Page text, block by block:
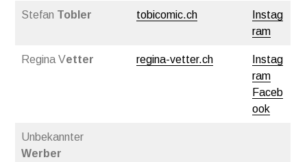
Stefan Tobler tobicomic.ch
Instag
ram
Regina Vetter regina-vetter.ch
Instag
ram
Faceb
ook
Unbekannter
Werber